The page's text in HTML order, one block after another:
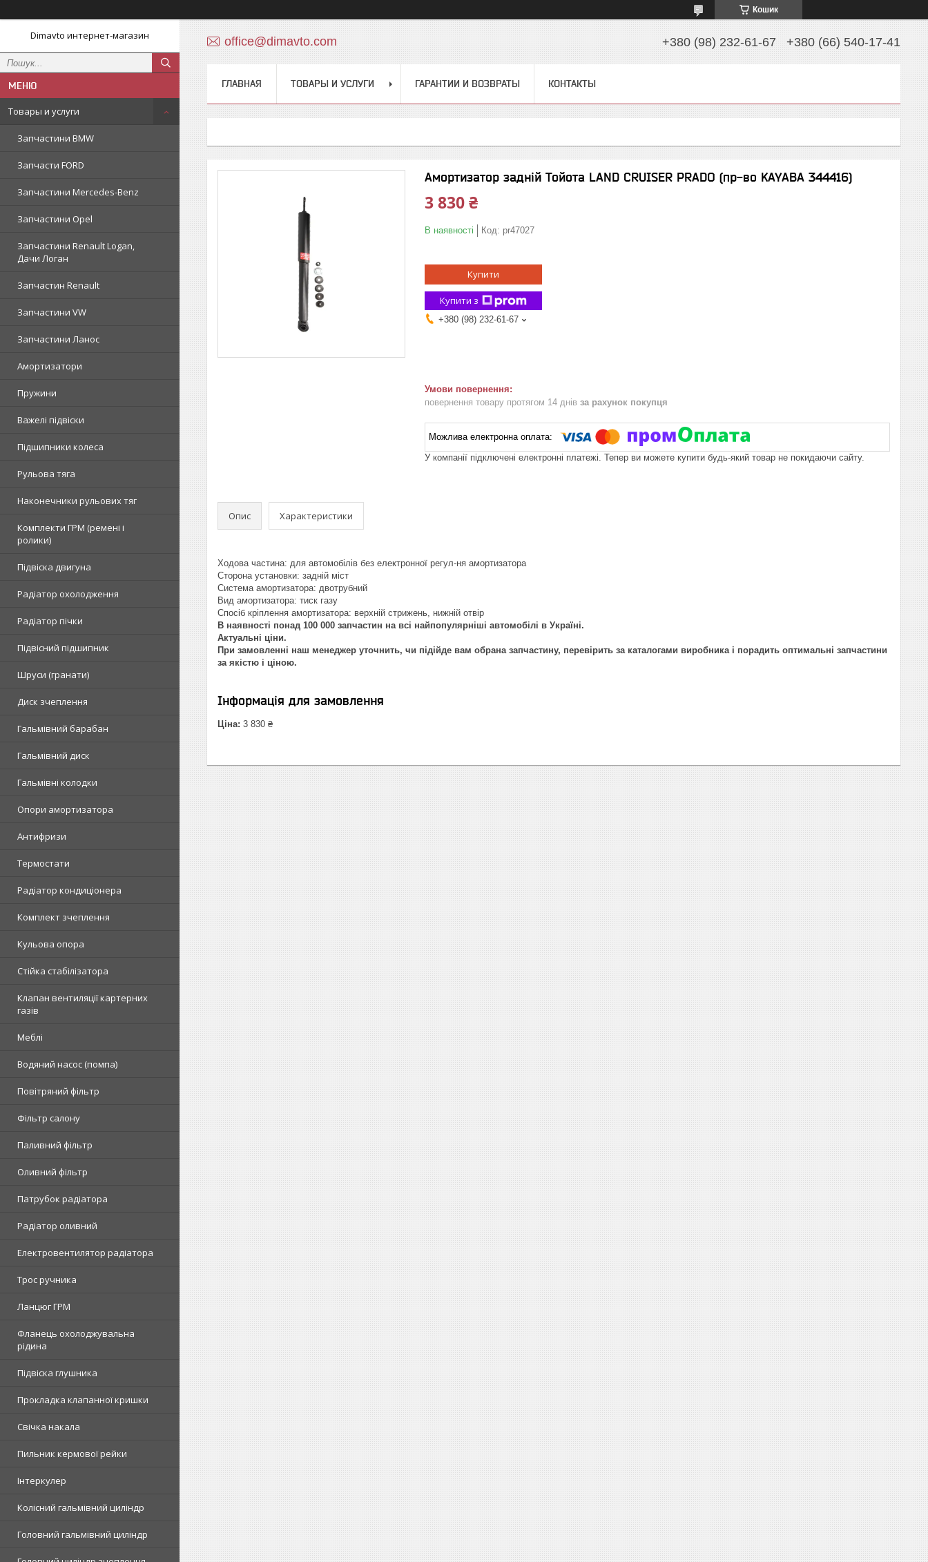
Кошик
Dimavto интернет-магазин
Товары и услуги
Запчастини BMW
Запчасти FORD
Запчастини Mercedes-Benz
Запчастини Opel
Запчастини Renault Logan,
Дачи Логан
Запчастин Renault
Запчастини VW
Запчастини Ланос
Амортизатори
Пружини
Важелі підвіски
Підшипники колеса
Рульова тяга
Наконечники рульових тяг
Комплекти ГРМ (ремені і
ролики)
Підвіска двигуна
Радіатор охолодження
Радіатор пічки
Підвісний підшипник
Шруси (гранати)
Диск зчеплення
Гальмівний барабан
Гальмівний диск
Гальмівні колодки
Опори амортизатора
Антифризи
Термостати
Радіатор кондиціонера
Комплект зчеплення
Кульова опора
Стійка стабілізатора
Клапан вентиляції картерних
газів
Меблі
Водяний насос (помпа)
Повітряний фільтр
Фільтр салону
Паливний фільтр
Оливний фільтр
Патрубок радіатора
Радіатор оливний
Електровентилятор радіатора
Трос ручника
Ланцюг ГРМ
Фланець охолоджувальна
рідина
Підвіска глушника
Прокладка клапанної кришки
Свічка накала
Пильник кермової рейки
Інтеркулер
Колісний гальмівний циліндр
Головний гальмівний циліндр
office@dimavto.com +380 (98) 232-61-67 +380 (66) 540-17-41
ГЛАВНАЯ ТОВАРЫ И УСЛУГИ ГАРАНТИИ И ВОЗВРАТЫ КОНТАКТЫ
Амортизатор задній Тойота LAND CRUISER PRADO (пр-во KAYABA 344416)
3 830 ₴
В наявності Код: pr47027
Купити
Купити з
+380 (98) 232-61-67
повернення товару протягом 14 днів за рахунок покупця
У компанії підключені електронні платежі. Тепер ви можете купити будь-який товар не покидаючи сайту.
Опис Характеристики
Ходова частина: для автомобілів без електронної регул-ня амортизатора
Сторона установки: задній міст
Система амортизатора: двотрубний
Вид амортизатора: тиск газу
Спосіб кріплення амортизатора: верхній стрижень, нижній отвір
В наявності понад 100 000 запчастин на всі найпопулярніші автомобілі в Україні.
Актуальні ціни.
При замовленні наш менеджер уточнить, чи підійде вам обрана запчастину, перевірить за каталогами виробника і порадить оптимальні запчастини
за якістю і ціною.
Інформація для замовлення
Ціна: 3 830 ₴